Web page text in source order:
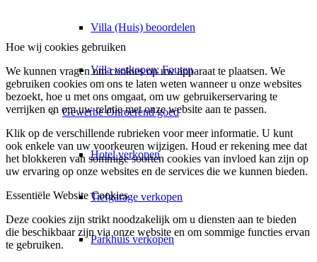
Villa (Huis) beoordelen
Villa verkopen: Fouten
GewerbeOnroerend goed
Hotel verkopen
Tiefgarage verkopen
Parkhuis verkopen
Hoe wij cookies gebruiken
We kunnen vragen om cookies op uw apparaat te plaatsen. We
gebruiken cookies om ons te laten weten wanneer u onze websites
bezoekt, hoe u met ons omgaat, om uw gebruikerservaring te
verrijken en om uw relatie met onze website aan te passen.
Klik op de verschillende rubrieken voor meer informatie. U kunt
ook enkele van uw voorkeuren wijzigen. Houd er rekening mee dat
het blokkeren van sommige soorten cookies van invloed kan zijn op
uw ervaring op onze websites en de services die we kunnen bieden.
Essentiële Website Cookies
Deze cookies zijn strikt noodzakelijk om u diensten aan te bieden
die beschikbaar zijn via onze website en om sommige functies ervan
te gebruiken.